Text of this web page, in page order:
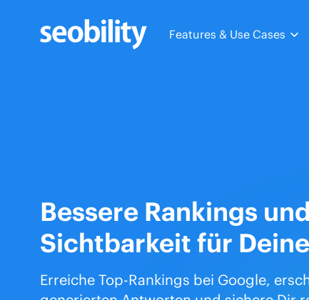
content
Features & Use Cases
Bessere Rankings
Sichtbarkeit für
Erreiche Top-Rankings bei Google,